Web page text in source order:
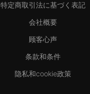
特定商取引法に基づく表記
会社概要
顾客心声
条款和条件
隐私和cookie政策